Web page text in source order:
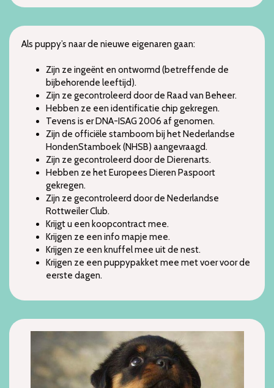
Als puppy’s naar de nieuwe eigenaren gaan:
Zijn ze ingeënt en ontwormd (betreffende de
bijbehorende leeftijd).
Zijn ze gecontroleerd door de Raad van Beheer.
Hebben ze een identificatie chip gekregen.
Tevens is er DNA-ISAG 2006 af genomen.
Zijn de officiële stamboom bij het Nederlandse
HondenStamboek (NHSB) aangevraagd.
Zijn ze gecontroleerd door de Dierenarts.
Hebben ze het Europees Dieren Paspoort
gekregen.
Zijn ze gecontroleerd door de Nederlandse
Rottweiler Club.
Krijgt u een koopcontract mee.
Krijgen ze een info mapje mee.
Krijgen ze een knuffel mee uit de nest.
Krijgen ze een puppypakket mee met voer voor de
eerste dagen.